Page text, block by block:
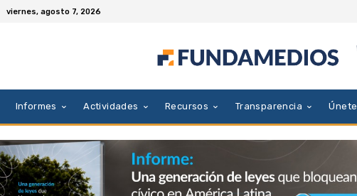
viernes, agosto 7, 2026
Informes Actividades Recursos Transparencia Únete